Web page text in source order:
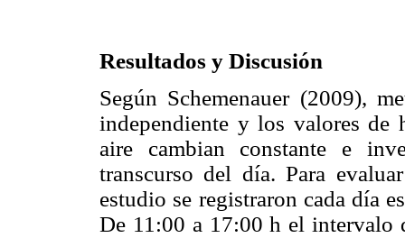
Resultados y Discusión
Según Schemenauer (2009),
independiente y los valores de
aire cambian constante e
transcurso del día. Para
estudio se registraron cada día
De 11:00 a 17:00 h el intervalo